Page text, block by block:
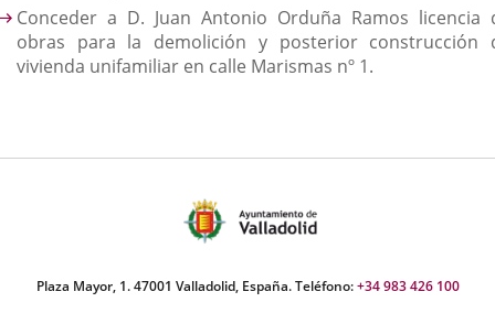
Conceder a D. Juan Antonio Orduña Ramos licencia
obras para la demolición y posterior construcción
vivienda unifamiliar en calle Marismas nº 1.
Plaza Mayor, 1. 47001 Valladolid, España. Teléfono:+34 983 426 100